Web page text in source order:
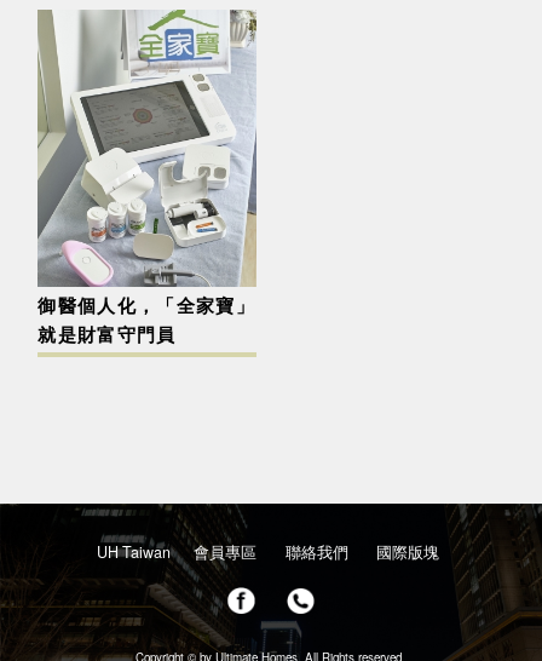
御醫個人化，「全家寶」
就是財富守門員
UH Taiwan 會員專區 聯絡我們 國際版塊